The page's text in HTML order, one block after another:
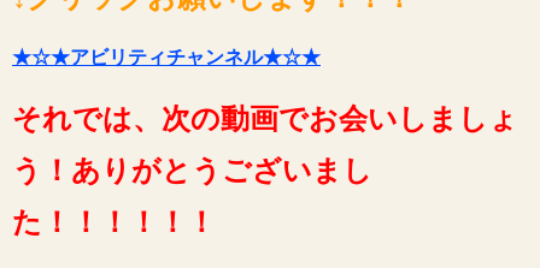
★☆★アビリティチャンネル★☆★
それでは、次の動画でお会いしましょ
う！ありがとうございまし
た！！！！！！